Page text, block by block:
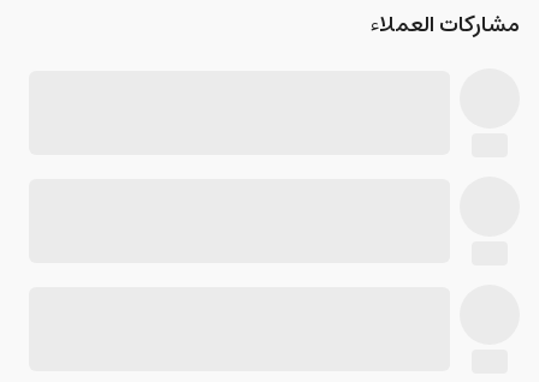
مشاركات العملاء